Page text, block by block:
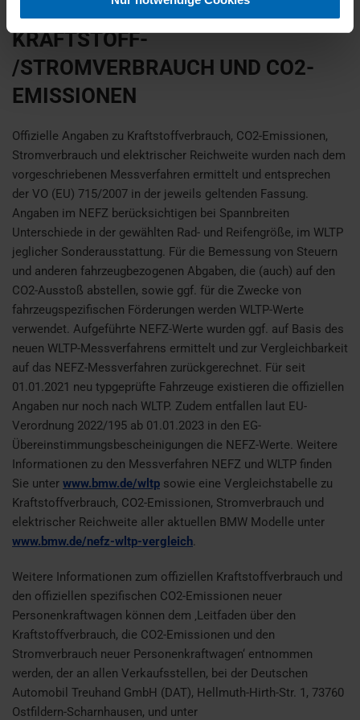
KRAFTSTOFF-
/STROMVERBRAUCH UND CO2-
EMISSIONEN
Offizielle Angaben zu Kraftstoffverbrauch, CO2-Emissionen,
Stromverbrauch und elektrischer Reichweite wurden nach dem
vorgeschriebenen Messverfahren ermittelt und entsprechen
der VO (EU) 715/2007 in der jeweils geltenden Fassung.
Angaben im NEFZ berücksichtigen bei Spannbreiten
Unterschiede in der gewählten Rad- und Reifengröße, im WLTP
jeglicher Sonderausstattung. Für die Bemessung von Steuern
und anderen fahrzeugbezogenen Abgaben, die (auch) auf den
CO2-Ausstoß abstellen, sowie ggf. für die Zwecke von
fahrzeugspezifischen Förderungen werden WLTP-Werte
verwendet. Aufgeführte NEFZ-Werte wurden ggf. auf Basis des
neuen WLTP-Messverfahrens ermittelt und zur Vergleichbarkeit
auf das NEFZ-Messverfahren zurückgerechnet. Für seit
01.01.2021 neu typgeprüfte Fahrzeuge existieren die offiziellen
Angaben nur noch nach WLTP. Zudem entfallen laut EU-
Verordnung 2022/195 ab 01.01.2023 in den EG-
Übereinstimmungsbescheinigungen die NEFZ-Werte. Weitere
Informationen zu den Messverfahren NEFZ und WLTP finden
Sie unter www.bmw.de/wltp sowie eine Vergleichstabelle zu
Kraftstoffverbrauch, CO2-Emissionen, Stromverbrauch und
elektrischer Reichweite aller aktuellen BMW Modelle unter
www.bmw.de/nefz-wltp-vergleich.
Weitere Informationen zum offiziellen Kraftstoffverbrauch und
den offiziellen spezifischen CO2-Emissionen neuer
Personenkraftwagen können dem ‚Leitfaden über den
Kraftstoffverbrauch, die CO2-Emissionen und den
Stromverbrauch neuer Personenkraftwagen‘ entnommen
werden, der an allen Verkaufsstellen, bei der Deutschen
Automobil Treuhand GmbH (DAT), Hellmuth-Hirth-Str. 1, 73760
Ostfildern-Scharnhausen, und unter